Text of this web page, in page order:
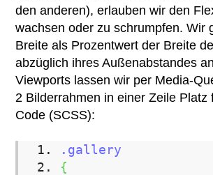
den anderen), erlauben wir den
wachsen oder zu schrumpfen. Wir
Breite als Prozentwert der Breite
abzüglich ihres Außenabstandes
Viewports lassen wir per Media-
2 Bilderrahmen in einer Zeile Platz
Code (SCSS):
.gallery
{